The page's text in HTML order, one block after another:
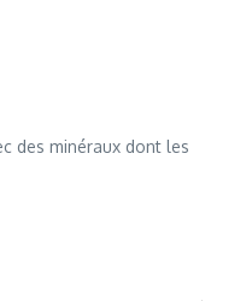
des minéraux dont les